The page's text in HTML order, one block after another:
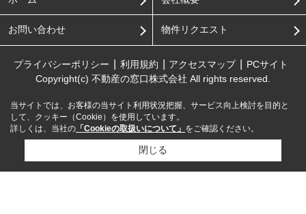
お問い合わせ 物件リクエスト
プライバシーポリシー 利用規約 アクセスマップ
PCサイト
Copyright(c) 不動産の窓口株式会社 All rights reserved.
当サイトでは、お客様の当サイト利用状況把握、サービス向上検討を目的と
して、クッキー（Cookie）を使用しています。
詳しくは、当社の 「Cookieの取扱いについて」 をご確認ください。
閉じる